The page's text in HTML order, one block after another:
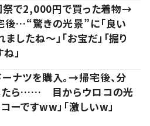
祭で2,000円で買った着物→
後…“驚きの光景”に「良い
したね～」「お宝だ」「掘り
」
ーナツを購入。→帰宅後、分
たら…… 目からウロコの光
ーですww」「激しいw」